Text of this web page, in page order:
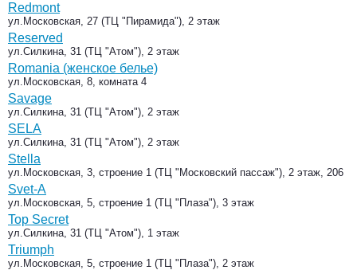
Redmont
ул.Московская, 27 (ТЦ "Пирамида"), 2 этаж
Reserved
ул.Силкина, 31 (ТЦ "Атом"), 2 этаж
Romania (женское белье)
ул.Московская, 8, комната 4
Savage
ул.Силкина, 31 (ТЦ "Атом"), 2 этаж
SELA
ул.Силкина, 31 (ТЦ "Атом"), 2 этаж
Stella
ул.Московская, 3, строение 1 (ТЦ "Московский пассаж"), 2 этаж, 206
Svet-A
ул.Московская, 5, строение 1 (ТЦ "Плаза"), 3 этаж
Top Secret
ул.Силкина, 31 (ТЦ "Атом"), 1 этаж
Triumph
ул.Московская, 5, строение 1 (ТЦ "Плаза"), 2 этаж